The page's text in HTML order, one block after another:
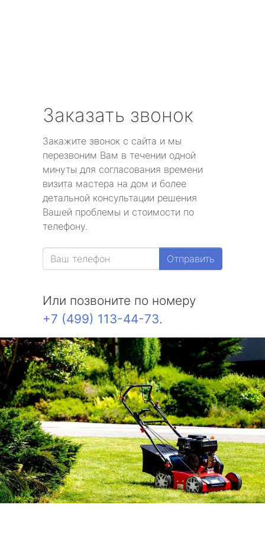
Заказать звонок
Закажите звонок с сайта и мы
перезвоним Вам в течении одной
минуты для согласования времени
визита мастера на дом и более
детальной консультации решения
Вашей проблемы и стоимости по
телефону.
Отправить
Или позвоните по номеру
+7 (499) 113-44-73.